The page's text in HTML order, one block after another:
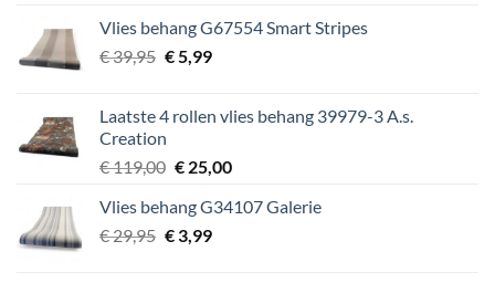
was:
€ 89,00.
is:
Vlies behang G67554 Smart Stripes
€39,95 Oorspronkelijke
€ 39,95.
€5,99Huidige
€ 5,99.
Laatste 4 rollen vlies behang 39979-3 A.s.
Creation
€119,00 Oorspronkelijke
was:
€ 119,00.
€25,00Huidige
is:
Vlies behang G34107 Galerie
€29,95 Oorspronkelijke
€3,99Huidige